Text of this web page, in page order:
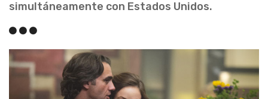
simultáneamente con Estados Unidos.